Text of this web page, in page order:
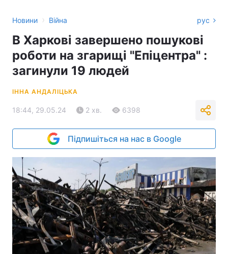
Новини › Війна рус
В Харкові завершено пошукові
роботи на згарищі "Епіцентра" :
загинули 19 людей
ІННА АНДАЛІЦЬКА
18:44, 29.05.24 2 хв. 6398
Підпишіться на нас в Google